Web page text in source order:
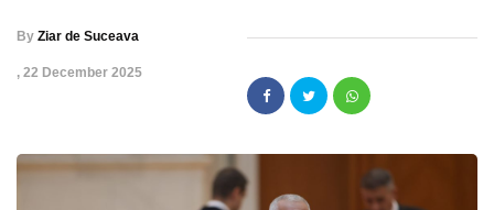
By Ziar de Suceava
, 22 December 2025